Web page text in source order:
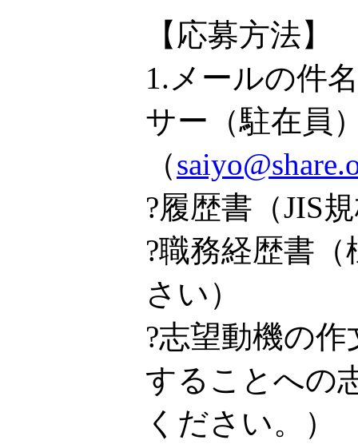
【応募方法】
1.メールの件
サー（駐在員
（
?履歴書（JIS
?職務経歴書
さい）
?志望動機の
することへの
ください。）